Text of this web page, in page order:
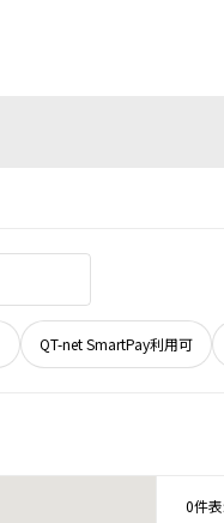
QT-net SmartPay利用可
0件